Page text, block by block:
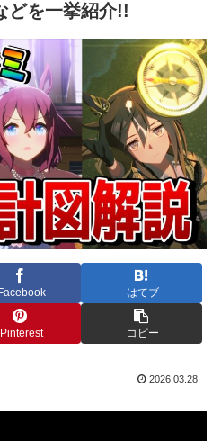
どを一挙紹介!!
Facebook はてブ
Pinterest コピー
2026.03.28